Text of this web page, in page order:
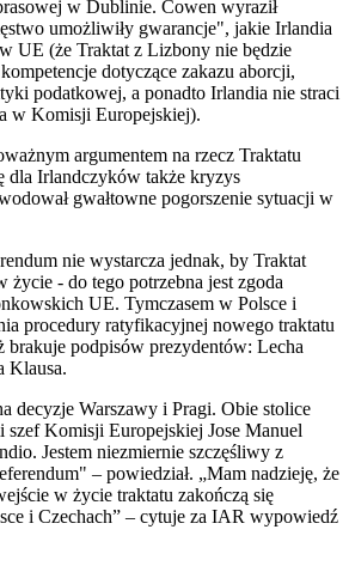
w Dublinie. Cowen wyraził
umożliwiły gwarancje", jakie Irlandia
UE (że Traktat z Lizbony nie będzie
dotyczące zakazu aborcji,
podatkowej, a ponadto Irlandia nie straci
w Komisji Europejskiej).
argumentem na rzecz Traktatu
dla Irlandczyków także kryzys
gwałtowne pogorszenie sytuacji w
nie wystarcza jednak, by Traktat
życie - do tego potrzebna jest zgoda
UE. Tymczasem w Polsce i
procedury ratyfikacyjnej nowego traktatu
podpisów prezydentów: Lecha
Klausa.
decyzje Warszawy i Pragi. Obie stolice
szef Komisji Europejskiej Jose Manuel
Jestem niezmiernie szczęśliwy z
– powiedział. „Mam nadzieję, że
w życie traktatu zakończą się
i Czechach” – cytuje za IAR wypowiedź